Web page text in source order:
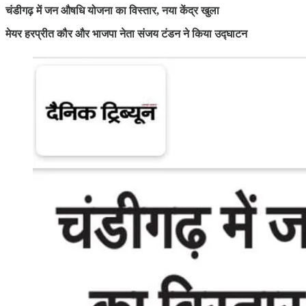
चंडीगढ़ में जन औषधि योजना का विस्तार, नया केंद्र खुला
मेयर हरप्रीत कौर और भाजपा नेता संजय टंडन ने किया उद्घाटन